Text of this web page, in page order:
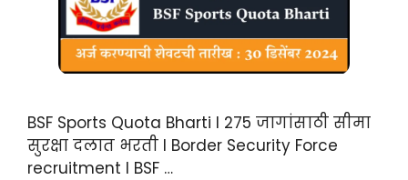
BSF Sports Quota Bharti I 275 जागांसाठी सीमा
सुरक्षा दलात भरती I Border Security Force
recruitment I BSF …